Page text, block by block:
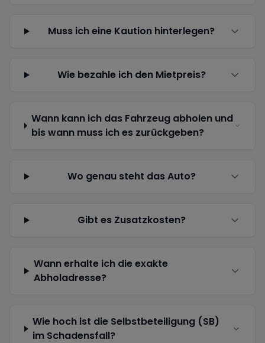
Muss ich eine Kaution hinterlegen?
Wie bezahle ich den Mietpreis?
Wann kann ich das Fahrzeug abholen und
bis wann muss ich es zurückgeben?
Wo genau steht das Auto?
Gibt es Zusatzkosten?
Wann erhalte ich die exakte
Abholadresse?
Wie hoch ist die Selbstbeteiligung (SB)
im Schadensfall?